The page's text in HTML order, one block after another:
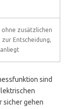
zusätzlichen
zur Entscheidung,
sind
sicher gehen